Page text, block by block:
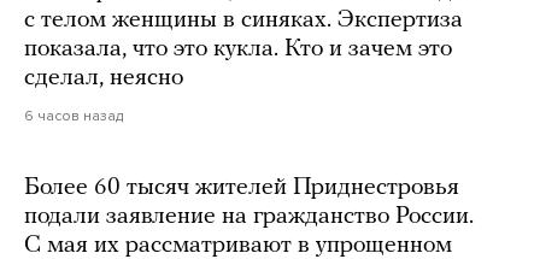
с телом женщины в синяках. Экспертиза
показала, что это кукла. Кто и зачем это
сделал, неясно
6 часов назад
Более 60 тысяч жителей Приднестровья
подали заявление на гражданство России.
С мая их рассматривают в упрощенном